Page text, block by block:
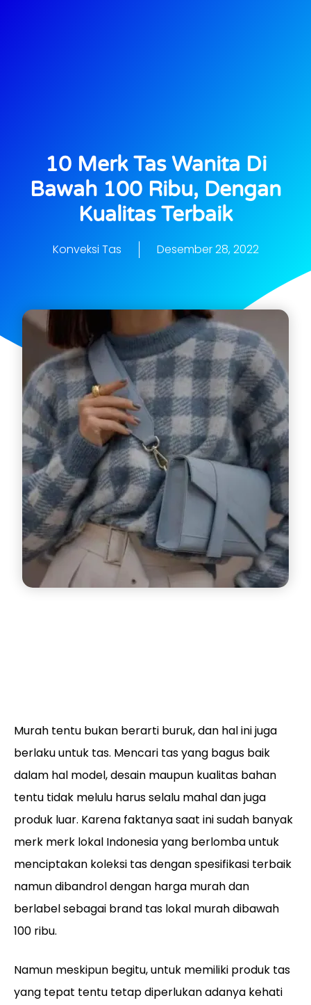
10 Merk Tas Wanita Di
Bawah 100 Ribu, Dengan
Kualitas Terbaik
Konveksi Tas Desember 28, 2022
Murah tentu bukan berarti buruk, dan hal ini juga
berlaku untuk tas. Mencari tas yang bagus baik
dalam hal model, desain maupun kualitas bahan
tentu tidak melulu harus selalu mahal dan juga
produk luar. Karena faktanya saat ini sudah banyak
merk merk lokal Indonesia yang berlomba untuk
menciptakan koleksi tas dengan spesifikasi terbaik
namun dibandrol dengan harga murah dan
berlabel sebagai brand tas lokal murah dibawah
100 ribu.
Namun meskipun begitu, untuk memiliki produk tas
yang tepat tentu tetap diperlukan adanya kehati